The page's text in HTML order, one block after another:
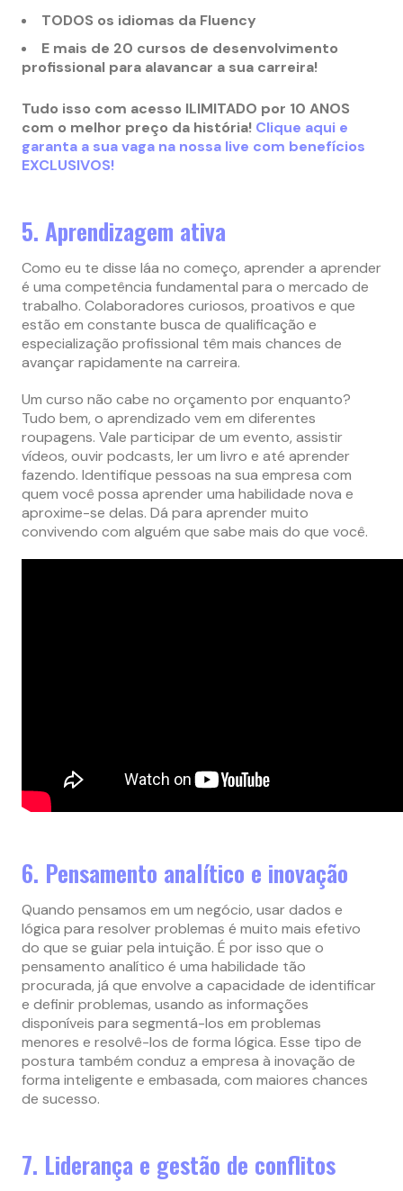
TODOS os idiomas da Fluency
E mais de 20 cursos de desenvolvimento
profissional para alavancar a sua carreira!
Tudo isso com acesso ILIMITADO por 10 ANOS
com o melhor preço da história! Clique aqui e
garanta a sua vaga na nossa live com benefícios
EXCLUSIVOS!
5. Aprendizagem ativa
Como eu te disse láa no começo, aprender a aprender
é uma competência fundamental para o mercado de
trabalho. Colaboradores curiosos, proativos e que
estão em constante busca de qualificação e
especialização profissional têm mais chances de
avançar rapidamente na carreira.
Um curso não cabe no orçamento por enquanto?
Tudo bem, o aprendizado vem em diferentes
roupagens. Vale participar de um evento, assistir
vídeos, ouvir podcasts, ler um livro e até aprender
fazendo. Identifique pessoas na sua empresa com
quem você possa aprender uma habilidade nova e
aproxime-se delas. Dá para aprender muito
convivendo com alguém que sabe mais do que você.
6. Pensamento analítico e inovação
Quando pensamos em um negócio, usar dados e
lógica para resolver problemas é muito mais efetivo
do que se guiar pela intuição. É por isso que o
pensamento analítico é uma habilidade tão
procurada, já que envolve a capacidade de identificar
e definir problemas, usando as informações
disponíveis para segmentá-los em problemas
menores e resolvê-los de forma lógica. Esse tipo de
postura também conduz a empresa à inovação de
forma inteligente e embasada, com maiores chances
de sucesso.
7. Liderança e gestão de conflitos